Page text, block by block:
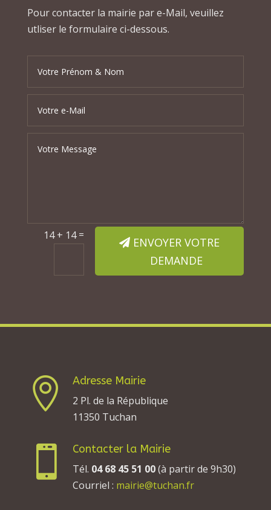
Pour contacter la mairie par e-Mail, veuillez
utliser le formulaire ci-dessous.
14 + 14=
ENVOYER VOTRE
DEMANDE

Adresse Mairie
2 Pl. de la République
11350 Tuchan

Contacter la Mairie
Tél. 04 68 45 51 00(à partir de 9h30)
Courriel : mairie@tuchan.fr